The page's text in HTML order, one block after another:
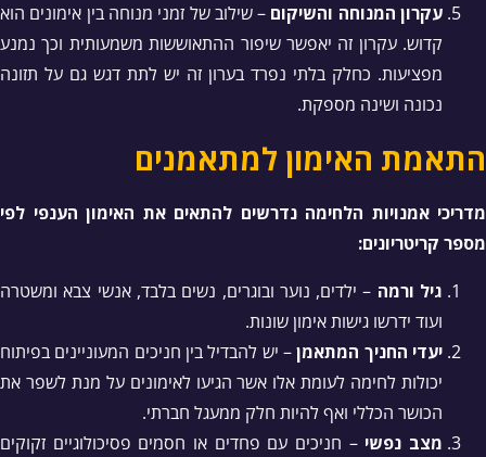
עקרון המנוחה והשיקום – שילוב של זמני מנוחה בין אימונים הוא
קדוש. עקרון זה יאפשר שיפור ההתאוששות משמעותית וכך נמנע
מפציעות. כחלק בלתי נפרד בערון זה יש לתת דגש גם על תזונה
נכונה ושינה מספקת.
התאמת האימון למתאמנים
מדריכי אמנויות הלחימה נדרשים להתאים את האימון הענפי לפי
מספר קריטריונים:
גיל ורמה – ילדים, נוער ובוגרים, נשים בלבד, אנשי צבא ומשטרה
ועוד ידרשו גישות אימון שונות.
יעדי החניך המתאמן– יש להבדיל בין חניכים המעוניינים בפיתוח
יכולות לחימה לעומת אלו אשר הגיעו לאימונים על מנת לשפר את
הכושר הכללי ואף להיות חלק ממעגל חברתי.
מצב נפשי – חניכים עם פחדים או חסמים פסיכולוגיים זקוקים